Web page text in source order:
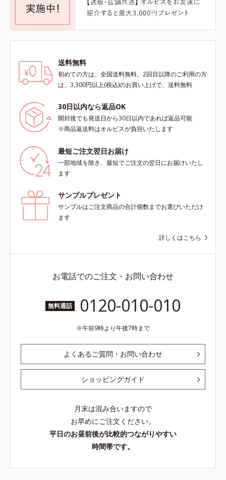
送料無料
初めての方は、全国送料無料、2回目以降のご利用の方
は、3,300円以上(税込)のお買い上げで、送料無料
30日以内なら返品OK
開封後でも発送日から30日以内であれば返品可能
※商品返送料はオルビスが負担いたします
最短ご注文翌日お届け
一部地域を除き、最短でご注文の翌日にお届けいたし
ます
サンプルプレゼント
サンプルはご注文商品の合計個数までお選びいただけ
ます
詳しくはこちら
お電話でのご注文・お問い合わせ
無料通話 0120-010-010
午前9時より午後7時まで
よくあるご質問・お問い合わせ
ショッピングガイド
月末は混み合いますので
お早めにご注文ください。
平日のお昼前後が比較的つながりやすい
時間帯です。